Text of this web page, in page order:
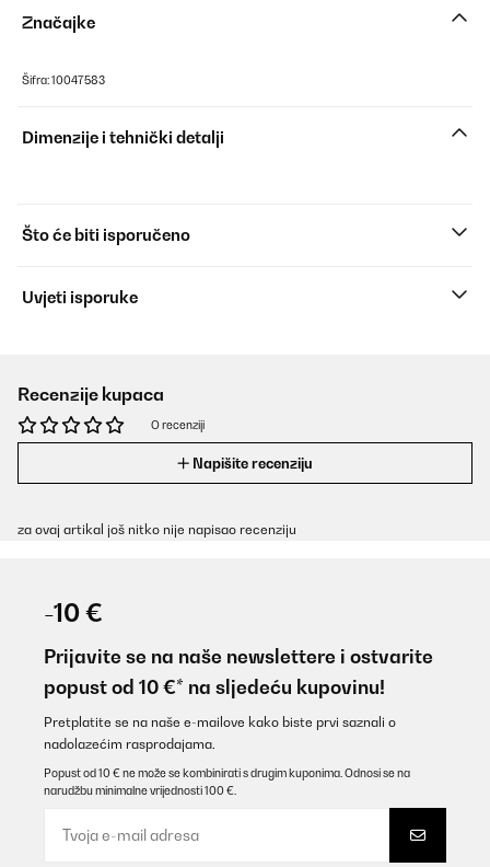
Značajke
Šifra: 10047583
Dimenzije i tehnički detalji
Što će biti isporučeno
Uvjeti isporuke
Recenzije kupaca
O recenziji
Napišite recenziju
za ovaj artikal još nitko nije napisao recenziju
-10 €
Prijavite se na naše newslettere i ostvarite
popust od 10 €* na sljedeću kupovinu!
Pretplatite se na naše e-mailove kako biste prvi saznali o
nadolazećim rasprodajama.
Popust od 10 € ne može se kombinirati s drugim kuponima. Odnosi se na
narudžbu minimalne vrijednosti 100 €.